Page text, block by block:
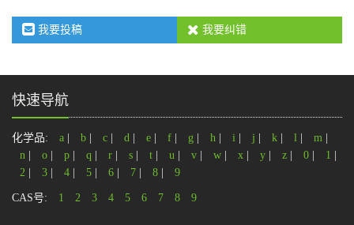
我要投稿 我要纠错
快速导航
化学品: a b c d e f g h i j k l m
n
o p q r s t u v w x y z 0 1
2
3 4 5 6 7 8 9
CAS号: 1 2 3 4 5 6 7 8 9